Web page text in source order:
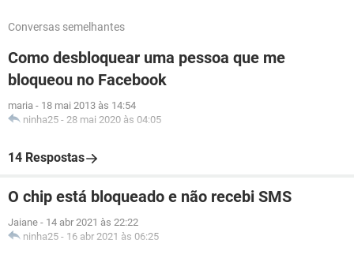
Conversas semelhantes
Como desbloquear uma pessoa que me
bloqueou no Facebook
maria - 18 mai 2013 às 14:54
ninha25 - 28 mai 2020 às 04:05
14 Respostas
O chip está bloqueado e não recebi SMS
Jaiane - 14 abr 2021 às 22:22
ninha25 - 16 abr 2021 às 06:25